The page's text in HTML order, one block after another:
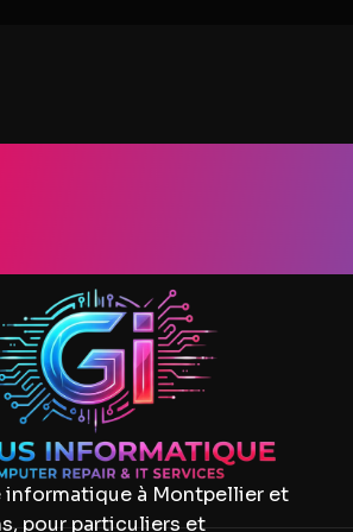
informatique à Montpellier et
pour particuliers et